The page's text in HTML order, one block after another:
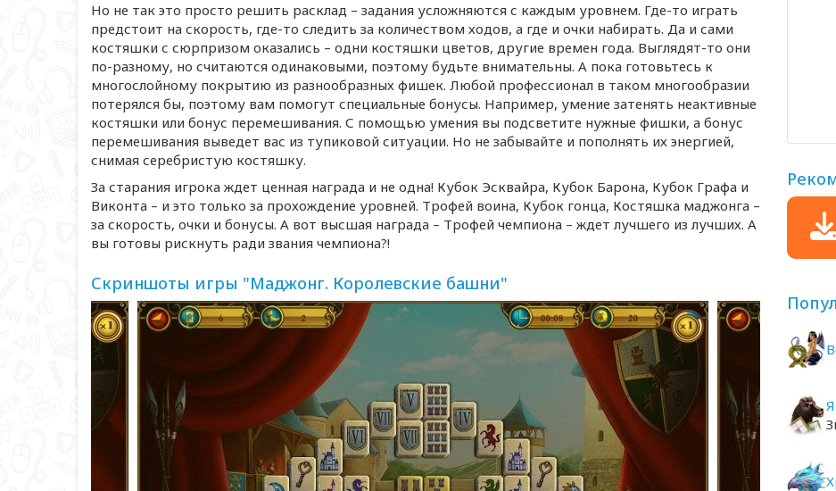
Но не так это просто решить расклад – задания усложняются с каждым уровнем. Где-то играть
предстоит на скорость, где-то следить за количеством ходов, а где и очки набирать. Да и сами
костяшки с сюрпризом оказались – одни костяшки цветов, другие времен года. Выглядят-то они
по-разному, но считаются одинаковыми, поэтому будьте внимательны. А пока готовьтесь к
многослойному покрытию из разнообразных фишек. Любой профессионал в таком многообразии
потерялся бы, поэтому вам помогут специальные бонусы. Например, умение затенять неактивные
костяшки или бонус перемешивания. С помощью умения вы подсветите нужные фишки, а бонус
перемешивания выведет вас из тупиковой ситуации. Но не забывайте и пополнять их энергией,
снимая серебристую костяшку.
За старания игрока ждет ценная награда и не одна! Кубок Эсквайра, Кубок Барона, Кубок Графа и
Виконта – и это только за прохождение уровней. Трофей воина, Кубок гонца, Костяшка маджонга –
за скорость, очки и бонусы. А вот высшая награда – Трофей чемпиона – ждет лучшего из лучших. А
вы готовы рискнуть ради звания чемпиона?!
Скриншоты игры "Маджонг. Королевские башни"